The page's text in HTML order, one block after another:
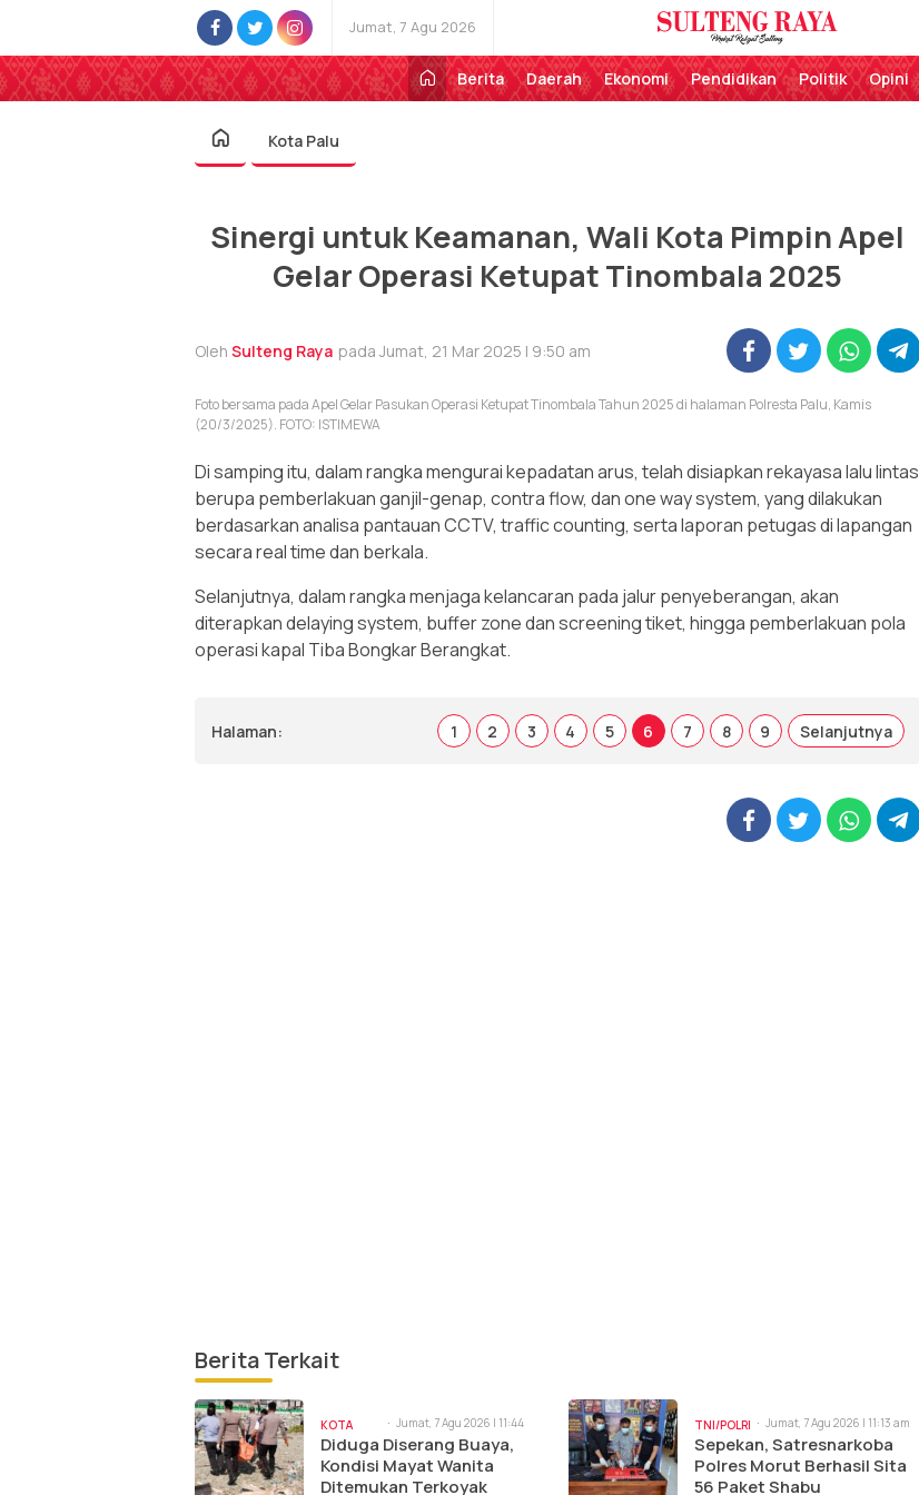
Jumat, 7 Agu 2026
Sulteng Raya
Perekat Rakyat Sulteng
Berita
Daerah Ekonomi Pendidikan Politik Opini
Kota Palu
Sinergi untuk Keamanan, Wali Kota Pimpin Apel
Gelar Operasi Ketupat Tinombala 2025
Oleh Sulteng Raya pada Jumat, 21 Mar 2025 | 9:50 am
Foto bersama pada Apel Gelar Pasukan Operasi Ketupat Tinombala Tahun 2025 di halaman Polresta Palu, Kamis
(20/3/2025). FOTO: ISTIMEWA
Di samping itu, dalam rangka mengurai kepadatan arus, telah disiapkan rekayasa lalu lintas
berupa pemberlakuan ganjil-genap, contra flow, dan one way system, yang dilakukan
berdasarkan analisa pantauan CCTV, traffic counting, serta laporan petugas di lapangan
secara real time dan berkala.
Selanjutnya, dalam rangka menjaga kelancaran pada jalur penyeberangan, akan
diterapkan delaying system, buffer zone dan screening tiket, hingga pemberlakuan pola
operasi kapal Tiba Bongkar Berangkat.
Halaman: 1 2 3 4 5 6 7 8 9 Selanjutnya
Berita Terkait
KOTA
PALU
Jumat, 7 Agu 2026 | 11:44
am
Diduga Diserang Buaya,
Kondisi Mayat Wanita
Ditemukan Terkoyak
TNI/POLRI Jumat, 7 Agu 2026 | 11:13 am
Sepekan, Satresnarkoba
Polres Morut Berhasil Sita
56 Paket Shabu